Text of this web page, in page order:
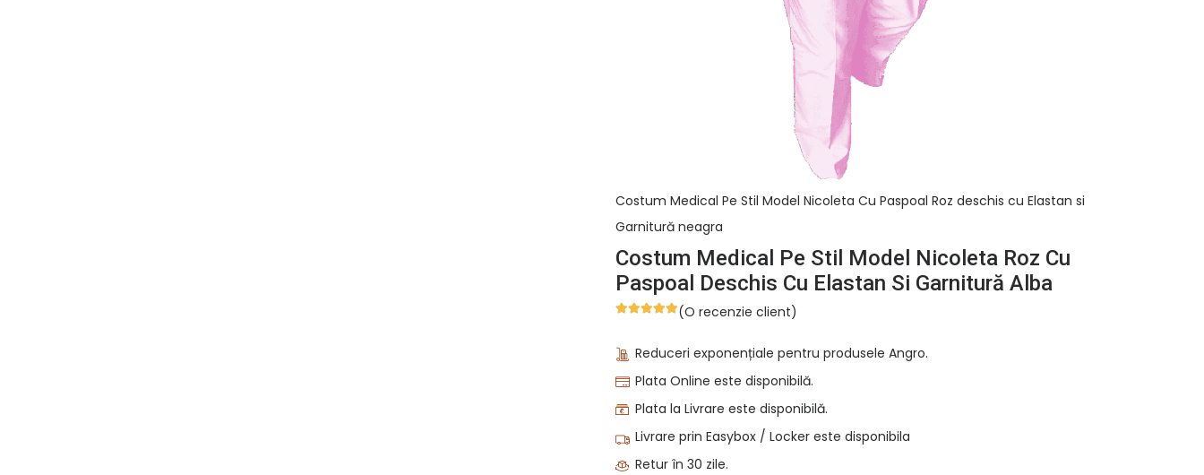
Costum Medical Pe Stil Model Nicoleta Cu Paspoal Roz deschis cu Elastan si
Garnitură neagra
Costum Medical Pe Stil Model Nicoleta Roz Cu
Paspoal Deschis Cu Elastan Si Garnitură Alba
evaluări
(O recenzie client)
Reduceri exponențiale pentru produsele Angro.
Plata Online este disponibilă.
Plata la Livrare este disponibilă.
Livrare prin Easybox / Locker este disponibila
Retur în 30 zile.